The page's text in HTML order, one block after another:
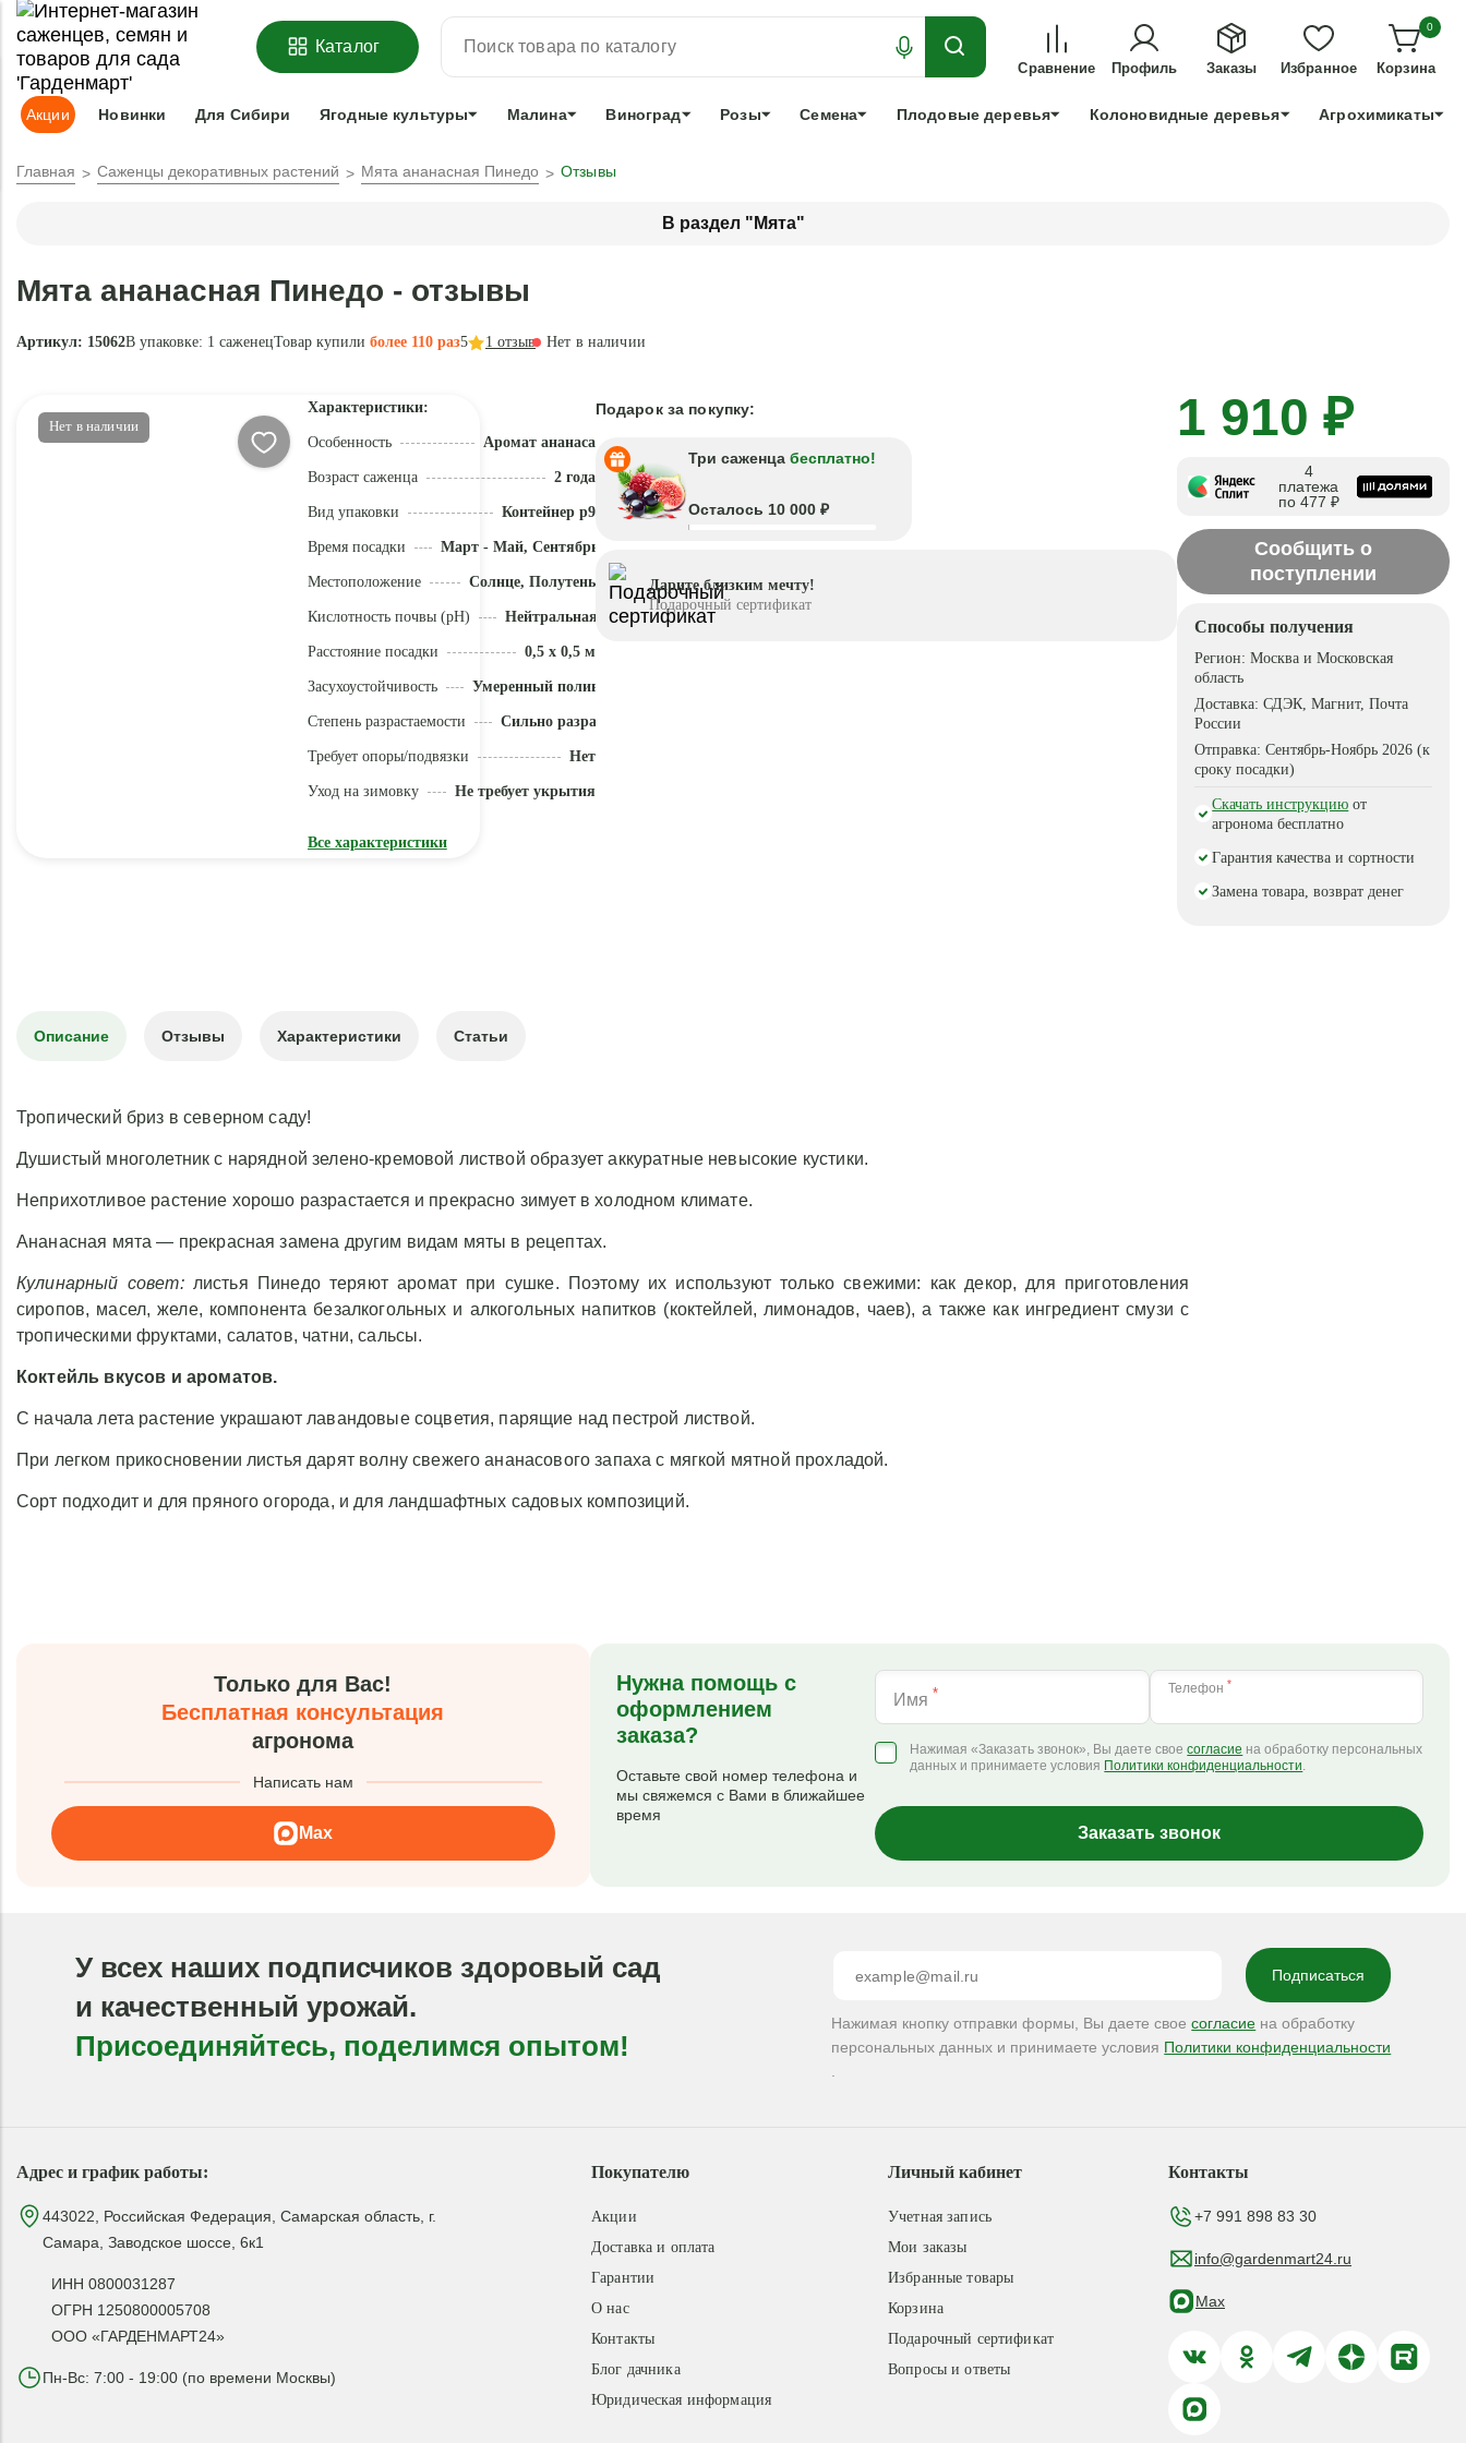
ОФОРМИТЬПРЕДЗАКАЗ =ЗАБРОНИРОВАТЬЛУЧШЕЕ ДЛЯ ТЕХ, КТО УСПЕЕТ!
Адрес доставки:Москва Доставка и оплата Гарантии +7 991 898 83 30
Каталог
Сравнение Профиль Заказы Избранное
0
Корзина
Акции Новинки Для Сибири Ягодные культуры Малина Виноград Розы Семена Плодовые деревья Колоновидные деревья Агрохимикаты
Главная Саженцы декоративных растений Мята ананасная Пинедо Отзывы
В раздел "Мята"
Мята ананасная Пинедо - отзывы
Артикул: 15062В упаковке: 1 саженецТовар купили более 110 раз5 1 отзыв Нет в наличии
Нет в наличии
Характеристики:
Особенность Аромат ананаса
Возраст саженца 2 года
Вид упаковки Контейнер p9
Время посадки Март - Май, Сентябрь - Ноябрь
Местоположение Солнце, Полутень
Кислотность почвы (pH) Нейтральная (5,5 - 7)
Расстояние посадки 0,5 x 0,5 м
Засухоустойчивость Умеренный полив
Степень разрастаемости Сильно разрастается
Требует опоры/подвязки Нет
Уход на зимовку Не требует укрытия
Все характеристики
Подарок за покупку:
Три саженца бесплатно!
Осталось 10 000 ₽
Дарите близким мечту!
Подарочный сертификат
1 910 ₽
4
платежа
по 477 ₽
Сообщить о
поступлении
Способы получения
Регион:Москва и Московская
область
Доставка:СДЭК, Магнит, Почта
России
Отправка:Сентябрь-Ноябрь 2026 (к
сроку посадки)
Скачать инструкцию от
агронома бесплатно
Гарантия качества и сортности
Замена товара, возврат денег
Описание Отзывы Характеристики Статьи
Тропический бриз в северном саду!
Душистый многолетник с нарядной зелено-кремовой листвой образует аккуратные невысокие кустики.
Неприхотливое растение хорошо разрастается и прекрасно зимует в холодном климате.
Ананасная мята — прекрасная замена другим видам мяты в рецептах.
Кулинарный совет:листья Пинедо теряют аромат при сушке. Поэтому их используют только свежими: как декор, для приготовления
сиропов, масел, желе, компонента безалкогольных и алкогольных напитков (коктейлей, лимонадов, чаев), а также как ингредиент смузи с
тропическими фруктами, салатов, чатни, сальсы.
Коктейль вкусов и ароматов.
С начала лета растение украшают лавандовые соцветия, парящие над пестрой листвой.
При легком прикосновении листья дарят волну свежего ананасового запаха с мягкой мятной прохладой.
Сорт подходит и для пряного огорода, и для ландшафтных садовых композиций.
Только для Вас!
Бесплатная консультация
агронома
Написать нам
Max
Нужна помощь с
оформлением
заказа?
Оставьте свой номер телефона и
мы свяжемся с Вами в ближайшее
время
Имя * Телефон *
Нажимая «Заказать звонок», Вы даете своесогласие на обработку персональных
данных и принимаете условия Политики конфиденциальности.
Заказать звонок
У всех наших подписчиков здоровый сад
и качественный урожай.
Присоединяйтесь, поделимся опытом!
Нажимая кнопку отправки формы, Вы даете своесогласие на обработку
персональных данных и принимаете условия Политики конфиденциальности
Адрес и график работы:
443022, Российская Федерация, Самарская область, г.
Самара, Заводское шоссе, 6к1
ИНН 0800031287
ОГРН 1250800005708
ООО «ГАРДЕНМАРТ24»
Пн-Вс: 7:00 - 19:00 (по времени Москвы)
Покупателю
Акции
Доставка и оплата
Гарантии
О нас
Контакты
Блог дачника
Юридическая информация
Личный кабинет
Учетная запись
Мои заказы
Избранные товары
Корзина
Подарочный сертификат
Вопросы и ответы
Контакты
+7 991 898 83 30
info@gardenmart24.ru
Max